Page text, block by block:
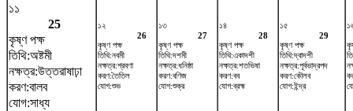
১১
25
কৃষ্ণ পক্ষ
তিথি:অষ্টমী
নক্ষত্র:উত্তরাষাঢ়া
করণ:বালব
যোগ:সাধ্য
১২
26
কৃষ্ণ পক্ষ
তিথি:নবমী
নক্ষত্র:শ্রবণা
করণ:তৈতিল
যোগ:শুভ
১৩
27
কৃষ্ণ পক্ষ
তিথি:দশমী
নক্ষত্র:ধনিষ্ঠা
করণ:বণিজ
যোগ:শুক্র
১৪
28
কৃষ্ণ পক্ষ
তিথি:একাদশী
নক্ষত্র:শতভিষ‌া
করণ:বব
যোগ:ব্রহ্ম
১৫
29
কৃষ্ণ পক্ষ
তিথি:দ্বাদশী
নক্ষত্র:পূর্বভাদ্রপদ
করণ:কৌলব
যোগ:ইন্দ্র